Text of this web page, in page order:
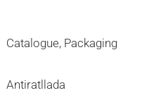
Catalogue, Packaging
Antiratllada